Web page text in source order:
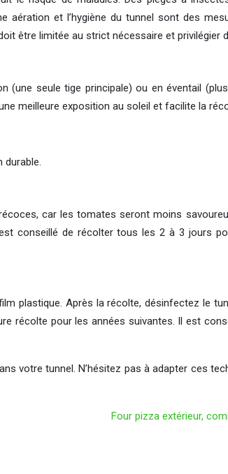
et l’hygiène du tunnel sont des
être limitée au strict nécessaire et privilégier
(une seule tige principale) ou en éventail
meilleure exposition au soleil et facilite la
durable.
car les tomates seront moins
conseillé de récolter tous les 2 à 3 jours
plastique. Après la récolte, désinfectez le
récolte pour les années suivantes. Il est
votre tunnel. N’hésitez pas à adapter ces
Four pizza extérieur,